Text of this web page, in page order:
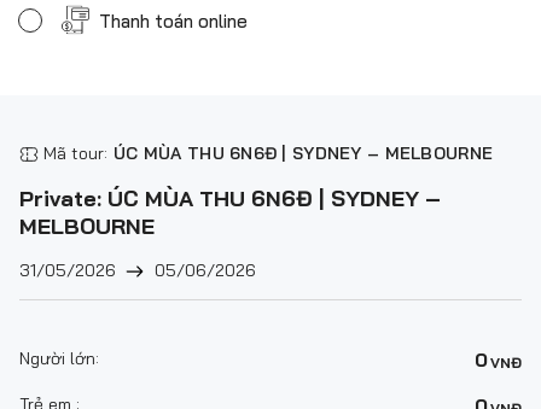
Thanh toán online
Mã tour: ÚC MÙA THU 6N6Đ | SYDNEY – MELBOURNE
Private: ÚC MÙA THU 6N6Đ | SYDNEY –
MELBOURNE
31/05/2026 05/06/2026
Người lớn: 0VNĐ
Trẻ em :